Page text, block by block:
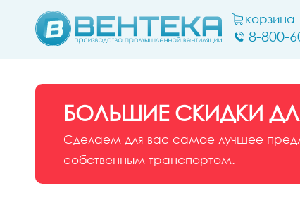
корзина
8-800-
БОЛЬШИЕ СКИДКИ
Сделаем для вас самое лучшее
собственным транспортом.